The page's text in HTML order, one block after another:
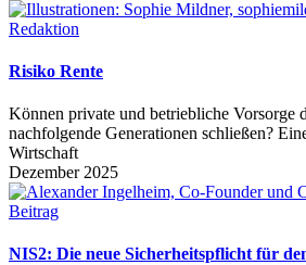
Redaktion
Risiko Rente
Können private und betriebliche Vorsorge
nachfolgende Generationen schließen?
Wirtschaft
Dezember 2025
Beitrag
NIS2: Die neue Sicherheitspflicht für